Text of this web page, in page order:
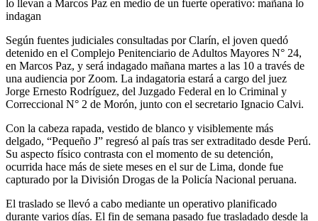
Según fuentes judiciales consultadas por Clarín, el joven quedó
detenido en el Complejo Penitenciario de Adultos Mayores N° 24,
en Marcos Paz, y será indagado mañana martes a las 10 a través de
una audiencia por Zoom. La indagatoria estará a cargo del juez
Jorge Ernesto Rodríguez, del Juzgado Federal en lo Criminal y
Correccional N° 2 de Morón, junto con el secretario Ignacio Calvi.
Con la cabeza rapada, vestido de blanco y visiblemente más
delgado, “Pequeño J” regresó al país tras ser extraditado desde Perú.
Su aspecto físico contrasta con el momento de su detención,
ocurrida hace más de siete meses en el sur de Lima, donde fue
capturado por la División Drogas de la Policía Nacional peruana.
El traslado se llevó a cabo mediante un operativo planificado
durante varios días. El fin de semana pasado fue trasladado desde la